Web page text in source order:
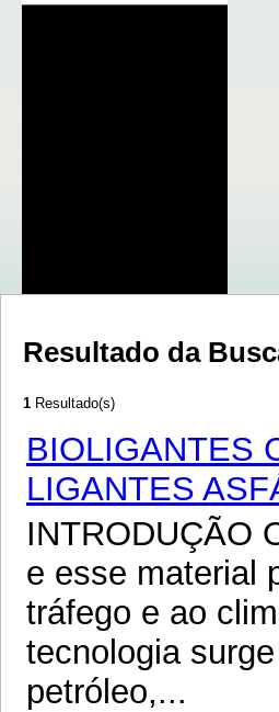
Resultado da
1 Resultado(s)
BIOLIGANTES
LIGANTES
INTRODUÇÃO
e esse material
tráfego e ao
tecnologia
petróleo,...